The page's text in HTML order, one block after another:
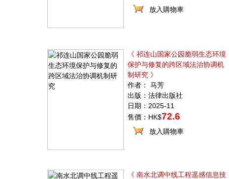
放入購物車
《 祁连山国家公园脆弱生态环境
保护与修复的跨区域法治协调机
制研究 》
作者： 马芳
出版：法律出版社
日期：2025-11
售價：HK$72.6
放入購物車
《 南水北调中线工程遥感信息技